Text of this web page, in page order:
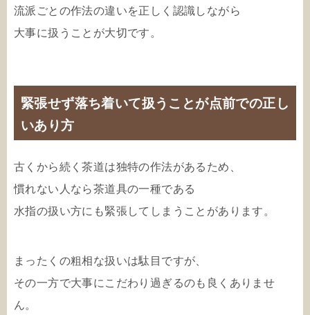
流派ごとの作法の違いを正しく認識しながら
大事に扱うことが大切です。
緊張せず落ち着いて扱うことが点前での正し
いあり方
古くから続く茶道は独特の作法があるため、
慣れない人なら茶道具の一種である
水指の扱い方にも緊張してしまうことがあります。
まったくの粗相な扱いは駄目ですが、
その一方で大事にこだわり過ぎるのも良くありませ
ん。